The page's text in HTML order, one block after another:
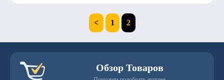
< 1 2
Обзор Товаров